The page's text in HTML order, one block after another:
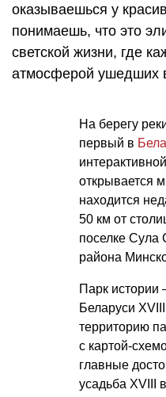
оказываешься у
понимаешь, что это
светской жизни, где
атмосферой ушедших
На берегу
первый в
открывается
находится
50 км от
поселке Сула
района
Парк
Беларуси
территорию
с картой-
главные
усадьба XVIII